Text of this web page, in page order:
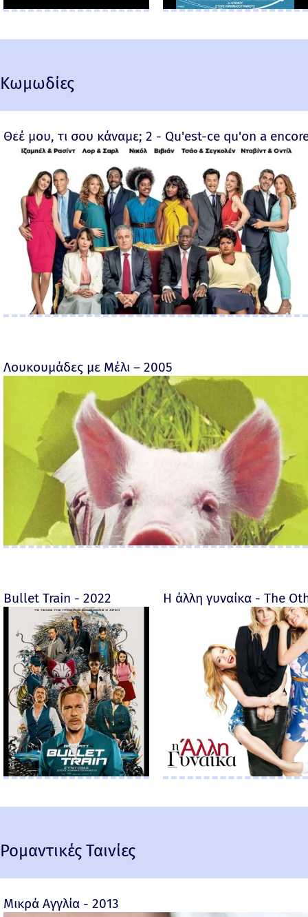
Κωμωδίες
Θεέ μου, τι σου κάναμε; 2 - Qu'est-ce qu'on a
Λουκουμάδες με Μέλι – 2005
Bullet Train - 2022 Η άλλη γυναίκα - The
Ρομαντικές Ταινίες
Μικρά Αγγλία - 2013